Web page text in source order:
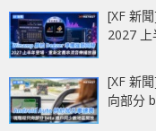
[XF 新
2027
[XF 新
向部分